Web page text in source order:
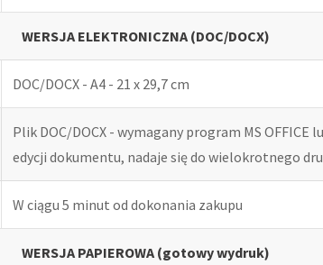
WERSJA ELEKTRONICZNA (DOC/DOCX)
DOC/DOCX - A4 - 21 x 29,7 cm
Plik DOC/DOCX - wymagany program MS OFFICE
edycji dokumentu, nadaje się do wielokrotnego
W ciągu 5 minut od dokonania zakupu
WERSJA PAPIEROWA (gotowy wydruk)